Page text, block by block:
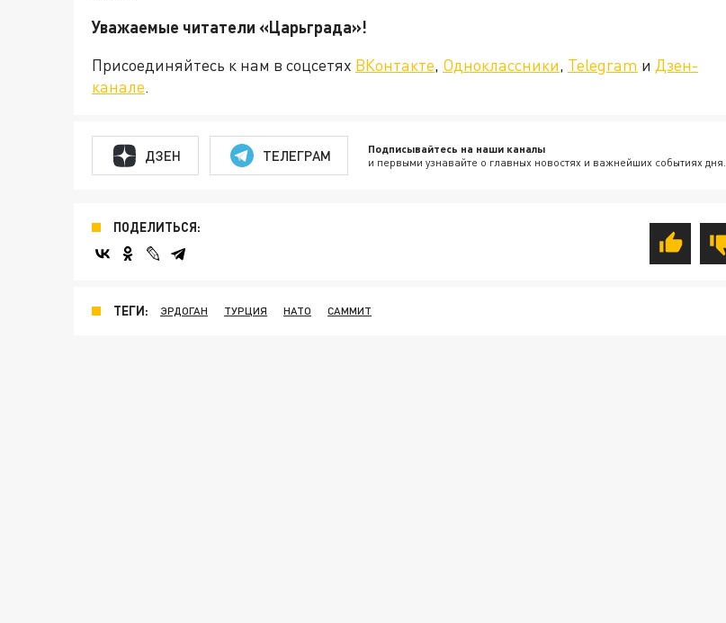
Уважаемые читатели «Царьграда»!
Присоединяйтесь к нам в соцсетях ВКонтакте, Одноклассники, Telegram и Дзен-
канале.
ДЗЕН ТЕЛЕГРАМ Подписывайтесь на наши каналы
и первыми узнавайте о главных новостях и важнейших событиях дня.
ПОДЕЛИТЬСЯ:
ТЕГИ: ЭРДОГАН ТУРЦИЯ НАТО САММИТ